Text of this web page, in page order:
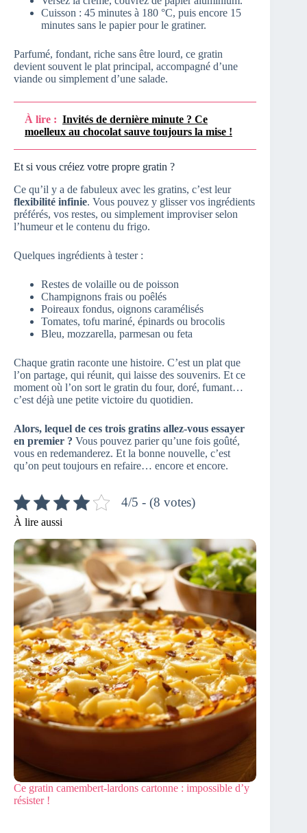
Cuisson : 45 minutes à 180 °C, puis encore 15
minutes sans le papier pour le gratiner.
Parfumé, fondant, riche sans être lourd, ce gratin
devient souvent le plat principal, accompagné d’une
viande ou simplement d’une salade.
À lire : Invités de dernière minute ? Ce
moelleux au chocolat sauve toujours la mise !
Et si vous créiez votre propre gratin ?
Ce qu’il y a de fabuleux avec les gratins, c’est leur
flexibilité infinie. Vous pouvez y glisser vos ingrédients
préférés, vos restes, ou simplement improviser selon
l’humeur et le contenu du frigo.
Quelques ingrédients à tester :
Restes de volaille ou de poisson
Champignons frais ou poêlés
Poireaux fondus, oignons caramélisés
Tomates, tofu mariné, épinards ou brocolis
Bleu, mozzarella, parmesan ou feta
Chaque gratin raconte une histoire. C’est un plat que
l’on partage, qui réunit, qui laisse des souvenirs. Et ce
moment où l’on sort le gratin du four, doré, fumant…
c’est déjà une petite victoire du quotidien.
Alors, lequel de ces trois gratins allez-vous essayer
en premier ? Vous pouvez parier qu’une fois goûté,
vous en redemanderez. Et la bonne nouvelle, c’est
qu’on peut toujours en refaire… encore et encore.
4/5 - (8 votes)
À lire aussi
Ce gratin camembert-lardons cartonne : impossible d’y
résister !